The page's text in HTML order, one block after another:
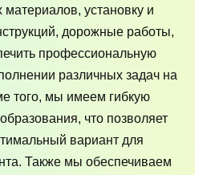
материалов, установку и
дорожные работы,
профессиональную
различных задач на
того, мы имеем гибкую
что позволяет
вариант для
Также мы обеспечиваем